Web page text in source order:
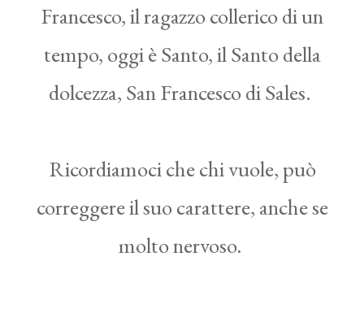
Francesco, il ragazzo collerico di un
tempo, oggi è Santo, il Santo della
dolcezza, San Francesco di Sales.
Ricordiamoci che chi vuole, può
correggere il suo carattere, anche se
molto nervoso.